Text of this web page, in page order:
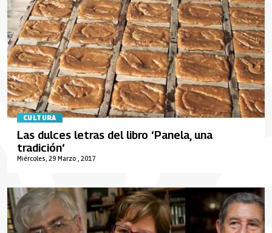
CULTURA
Miércoles, 29 Marzo , 2017
Las dulces letras del libro ‘Panela, una
tradición‘